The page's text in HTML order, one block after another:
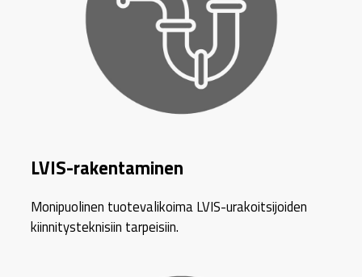
LVIS-rakentaminen
Monipuolinen tuotevalikoima LVIS-urakoitsijoiden
kiinnitysteknisiin tarpeisiin.